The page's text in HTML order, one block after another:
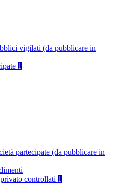
vigilati (da pubblicare in
1
partecipate (da pubblicare in
controllati 1